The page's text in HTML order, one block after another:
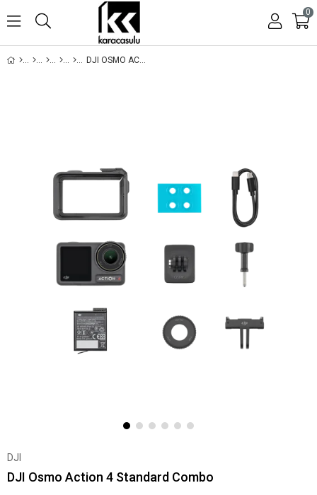
0
DJI OSMO ACTION 4 STANDARD COMBO
DJI
DJI Osmo Action 4 Standard Combo